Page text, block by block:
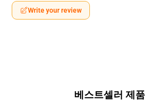
Write your review
베스트셀러 제품